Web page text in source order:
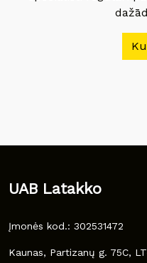
UAB Latakko
Įmonės kod.: 302531472
Kaunas, Partizanų g. 75C,